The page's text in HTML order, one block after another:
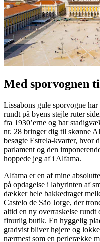
Med sporvognen
Lissabons gule sporvogne
rundt på byens stejle ruter
fra 1930’erne og har
nr. 28 bringer dig til skønne
besøgte Estrela-kvarter, hvor
parlament og den
hoppede jeg af i Alfama.
Alfama er en af mine
på opdagelse i labyrinten af
dækker hele bakkedraget
Castelo de São Jorge, der
altid en ny overraskelse rundt
finurlig butik. En hyggelig
gradvist bliver højere og
nærmest som en perlerække